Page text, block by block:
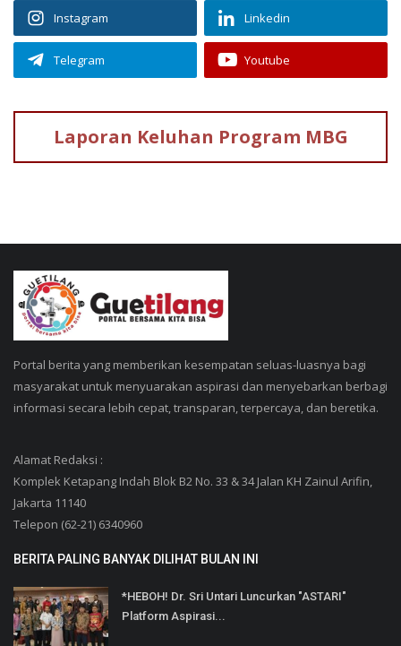
Instagram Linkedin
Telegram Youtube
Laporan Keluhan Program MBG
Portal berita yang memberikan kesempatan seluas-luasnya bagi
masyarakat untuk menyuarakan aspirasi dan menyebarkan berbagi
informasi secara lebih cepat, transparan, terpercaya, dan beretika.
Alamat Redaksi :
Komplek Ketapang Indah Blok B2 No. 33 & 34 Jalan KH Zainul Arifin,
Jakarta 11140
Telepon (62-21) 6340960
BERITA PALING BANYAK DILIHAT BULAN INI
*HEBOH! Dr. Sri Untari Luncurkan "ASTARI"
Platform Aspirasi...